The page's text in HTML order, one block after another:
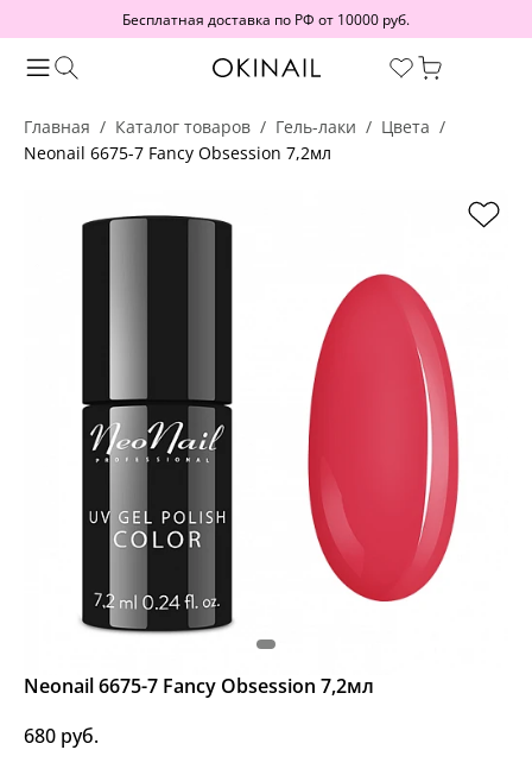
Бесплатная доставка по РФ от 10000 руб.
Главная Каталог товаров Гель-лаки
Цвета
Neonail 6675-7 Fancy Obsession 7,2мл
Neonail 6675-7 Fancy Obsession 7,2мл
680 руб.